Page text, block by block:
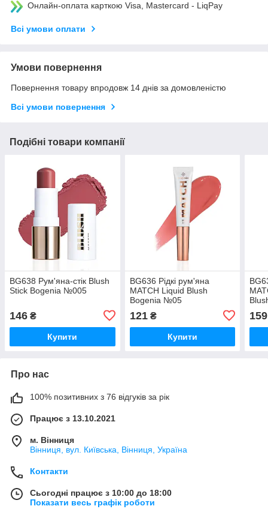
Онлайн-оплата карткою Visa, Mastercard - LiqPay
Всі умови оплати
Умови повернення
Повернення товару впродовж 14 днів за домовленістю
Всі умови повернення
Подібні товари компанії
BG638 Рум'яна-стік Blush
Stick Bogenia №005
146 ₴
Купити
BG636 Рідкі рум'яна
MATCH Liquid Blush
Bogenia №05
121₴
Купити
159
Про нас
100% позитивних з 76 відгуків за рік
Працює з 13.10.2021
м. Вінниця
Вінниця, вул. Київська, Вінниця, Україна
Контакти
Сьогодні працює з 10:00 до 18:00
Показати весь графік роботи